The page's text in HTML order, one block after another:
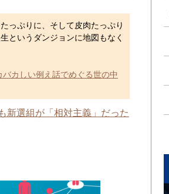
っぷりに、そして皮肉たっぷり
というダンジョンに地図もなく
カしい例え話でめぐる世の中
新選組が「相対主義」だった